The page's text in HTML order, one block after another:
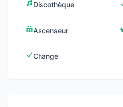
Discothèque
Ascenseur
Change